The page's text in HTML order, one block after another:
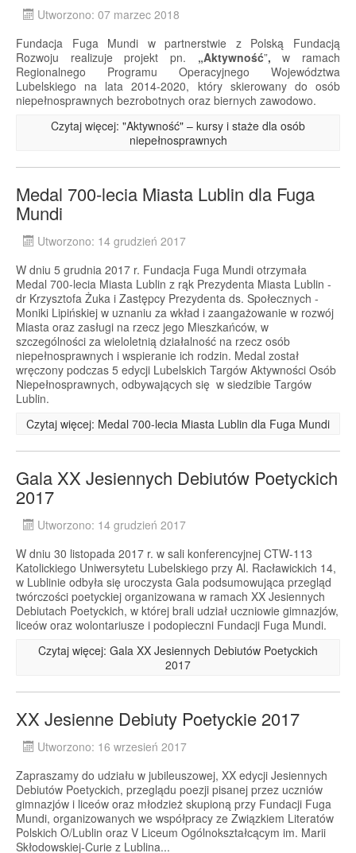
Utworzono: 07 marzec 2018
Fundacja Fuga Mundi w partnerstwie z Polską Fundacją
Rozwoju realizuje projekt pn. „Aktywność”, w ramach
Regionalnego Programu Operacyjnego Województwa
Lubelskiego na lata 2014-2020, który skierowany do osób
niepełnosprawnych bezrobotnych oraz biernych zawodowo.
Czytaj więcej: "Aktywność" – kursy i staże dla osób
niepełnosprawnych
Medal 700-lecia Miasta Lublin dla Fuga
Mundi
Utworzono: 14 grudzień 2017
W dniu 5 grudnia 2017 r. Fundacja Fuga Mundi otrzymała
Medal 700-lecia Miasta Lublin z rąk Prezydenta Miasta Lublin -
dr Krzysztofa Żuka i Zastępcy Prezydenta ds. Społecznych -
Moniki Lipińskiej w uznaniu za wkład i zaangażowanie w rozwój
Miasta oraz zasługi na rzecz jego Mieszkańców, w
szczególności za wieloletnią działalność na rzecz osób
niepełnosprawnych i wspieranie ich rodzin. Medal został
wręczony podczas 5 edycji Lubelskich Targów Aktywności Osób
Niepełnosprawnych, odbywających się w siedzibie Targów
Lublin.
Czytaj więcej: Medal 700-lecia Miasta Lublin dla Fuga Mundi
Gala XX Jesiennych Debiutów Poetyckich
2017
Utworzono: 14 grudzień 2017
W dniu 30 listopada 2017 r. w sali konferencyjnej CTW-113
Katolickiego Uniwersytetu Lubelskiego przy Al. Racławickich 14,
w Lublinie odbyła się uroczysta Gala podsumowująca przegląd
twórczości poetyckiej organizowana w ramach XX Jesiennych
Debiutach Poetyckich, w której brali udział uczniowie gimnazjów,
liceów oraz wolontariusze i podopieczni Fundacji Fuga Mundi.
Czytaj więcej: Gala XX Jesiennych Debiutów Poetyckich
2017
XX Jesienne Debiuty Poetyckie 2017
Utworzono: 16 wrzesień 2017
Zapraszamy do udziału w jubileuszowej, XX edycji Jesiennych
Debiutów Poetyckich, przeglądu poezji pisanej przez uczniów
gimnazjów i liceów oraz młodzież skupioną przy Fundacji Fuga
Mundi, organizowanych we współpracy ze Związkiem Literatów
Polskich O/Lublin oraz V Liceum Ogólnokształcącym im. Marii
Skłodowskiej-Curie z Lublina...